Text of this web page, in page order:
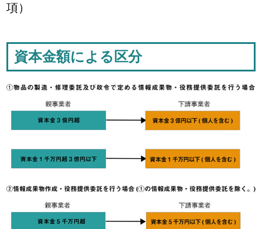
項）
資本金額による区分